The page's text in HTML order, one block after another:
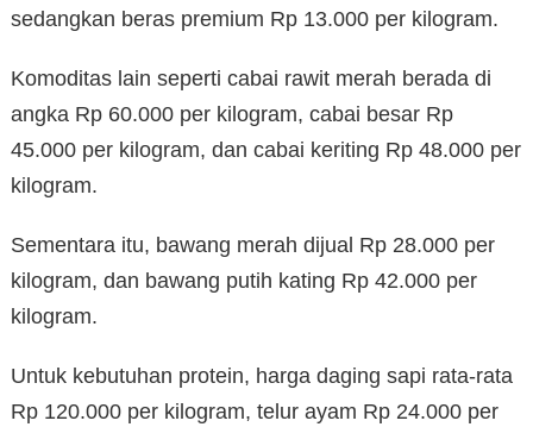
sedangkan beras premium Rp 13.000 per kilogram.
Komoditas lain seperti cabai rawit merah berada di
angka Rp 60.000 per kilogram, cabai besar Rp
45.000 per kilogram, dan cabai keriting Rp 48.000 per
kilogram.
Sementara itu, bawang merah dijual Rp 28.000 per
kilogram, dan bawang putih kating Rp 42.000 per
kilogram.
Untuk kebutuhan protein, harga daging sapi rata-rata
Rp 120.000 per kilogram, telur ayam Rp 24.000 per